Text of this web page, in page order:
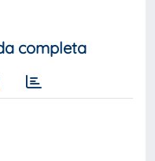
completa